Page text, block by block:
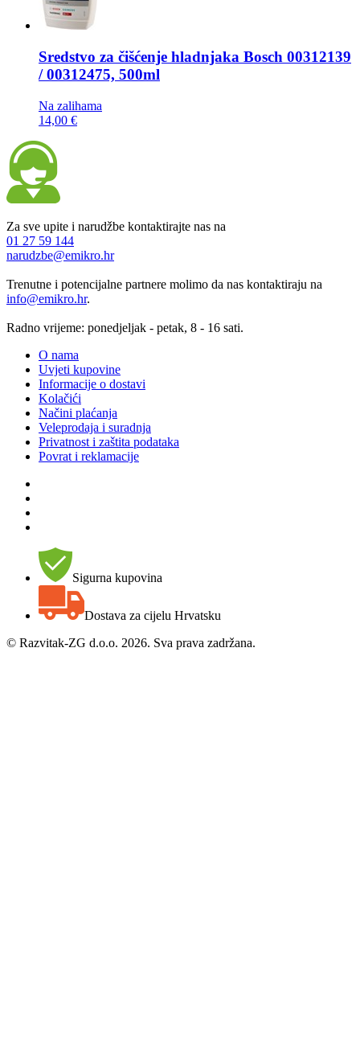
Sredstvo za čišćenje hladnjaka Bosch 00312139
/ 00312475, 500ml
Na zalihama
14,00 €
Za sve upite i narudžbe kontaktirajte nas na
01 27 59 144
narudzbe@emikro.hr
Trenutne i potencijalne partnere molimo da nas kontaktiraju na
info@emikro.hr.
Radno vrijeme: ponedjeljak - petak, 8 - 16 sati.
O nama
Uvjeti kupovine
Informacije o dostavi
Kolačići
Načini plaćanja
Veleprodaja i suradnja
Privatnost i zaštita podataka
Povrat i reklamacije
Sigurna kupovina
Dostava za cijelu Hrvatsku
© Razvitak-ZG d.o.o. 2026. Sva prava zadržana.